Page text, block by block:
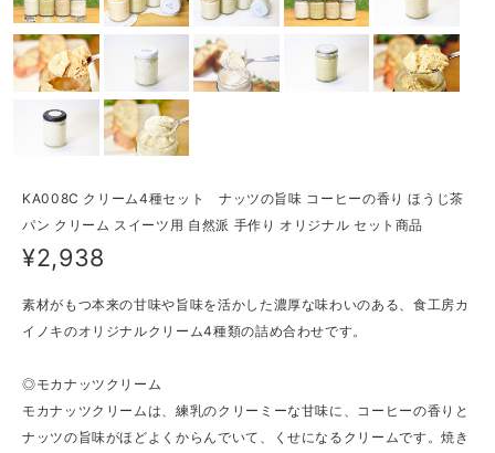
KA008C クリーム4種セット ナッツの旨味 コーヒーの香り ほうじ茶
パン クリーム スイーツ用 自然派 手作り オリジナル セット商品
¥2,938
素材がもつ本来の甘味や旨味を活かした濃厚な味わいのある、食工房カ
イノキのオリジナルクリーム4種類の詰め合わせです。
◎モカナッツクリーム
モカナッツクリームは、練乳のクリーミーな甘味に、コーヒーの香りと
ナッツの旨味がほどよくからんでいて、くせになるクリームです。焼き